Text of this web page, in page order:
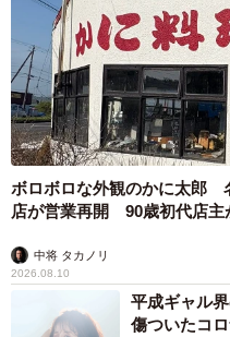
ボロボロな外観のかに太郎
店が営業再開 90歳初代店主
中将 タカノリ
2026.08.10
平成ギャル
傷ついたコ